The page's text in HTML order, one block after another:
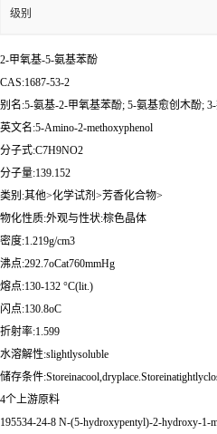
级别
2-甲氧基-5-氨基苯酚
CAS:1687-53-2
别名:5-氨基-2-甲氧基苯酚; 5-氨基愈创木酚;
英文名:5-Amino-2-methoxyphenol
分子式:C7H9NO2
分子量:139.152
类别:其他>化学试剂>芳香化合物>
物化性质:外观与性状:棕色晶体
密度:1.219g/cm3
沸点:292.7oCat760mmHg
熔点:130-132 °C(lit.)
闪点:130.8oC
折射率:1.599
水溶解性:slightlysoluble
储存条件
4个上游原料
195534-24-8 N-(5-hydroxypentyl)-2-hydroxy-1-